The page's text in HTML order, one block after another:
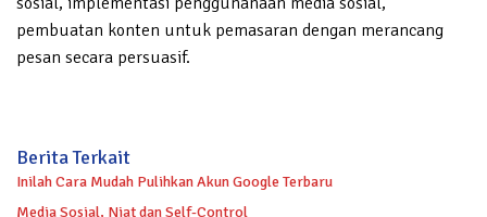
pembuatan konten untuk pemasaran dengan merancang
pesan secara persuasif.
Berita Terkait
Inilah Cara Mudah Pulihkan Akun Google Terbaru
Media Sosial, Niat dan Self-Control